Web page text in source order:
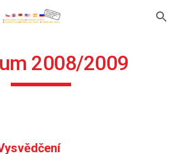
Skip to navigation
2008/2009